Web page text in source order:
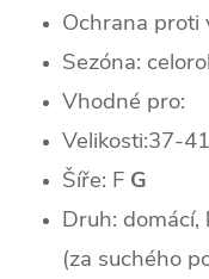
Ochrana proti
Sezóna:
Vhodné pro:
Velikosti:37-41
Šíře: F G
Druh: domácí,
(za suchého